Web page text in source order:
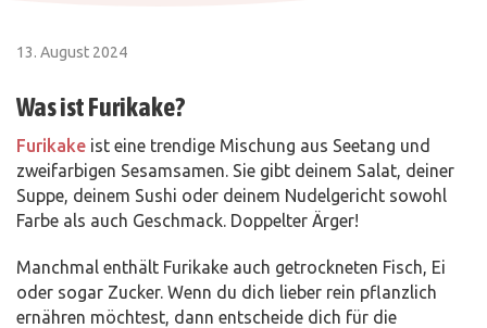
13. August 2024
Was ist Furikake?
Furikake ist eine trendige Mischung aus Seetang und
zweifarbigen Sesamsamen. Sie gibt deinem Salat, deiner
Suppe, deinem Sushi oder deinem Nudelgericht sowohl
Farbe als auch Geschmack. Doppelter Ärger!
Manchmal enthält Furikake auch getrockneten Fisch, Ei
oder sogar Zucker. Wenn du dich lieber rein pflanzlich
ernähren möchtest, dann entscheide dich für die